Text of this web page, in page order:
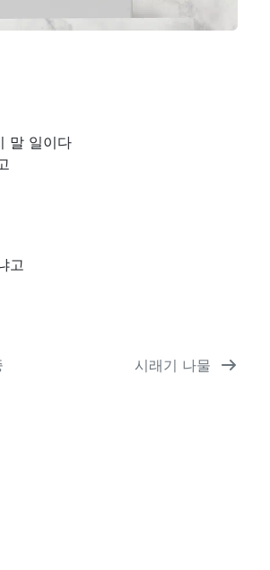
말 일이다
고
시래기 나물